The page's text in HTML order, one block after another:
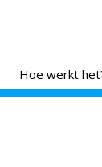
Hoe werkt